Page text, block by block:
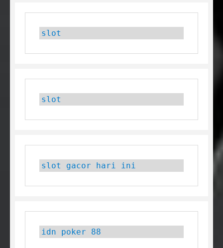
slot
slot
slot gacor hari ini
idn poker 88